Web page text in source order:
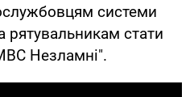
системи
стати
Незламні".